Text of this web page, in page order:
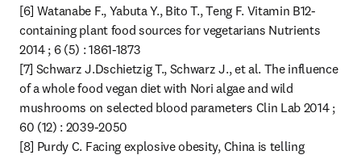
[6] Watanabe F., Yabuta Y., Bito T., Teng F. Vitamin B12-
containing plant food sources for vegetarians Nutrients
2014 ; 6 (5) : 1861-1873
[7] Schwarz J.Dschietzig T., Schwarz J., et al. The influence
of a whole food vegan diet with Nori algae and wild
mushrooms on selected blood parameters Clin Lab 2014 ;
60 (12) : 2039-2050
[8] Purdy C. Facing explosive obesity, China is telling